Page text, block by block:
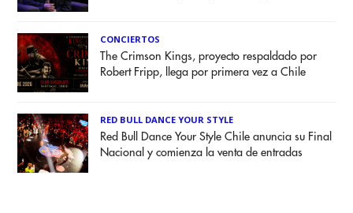
CONCIERTOS
The Crimson Kings, proyecto respaldado por
Robert Fripp, llega por primera vez a Chile
RED BULL DANCE YOUR STYLE
Red Bull Dance Your Style Chile anuncia su Final
Nacional y comienza la venta de entradas